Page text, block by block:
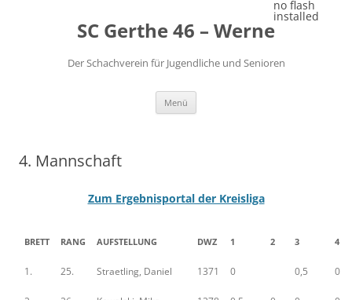
SC Gerthe 46 – Werne
Der Schachverein für Jugendliche und Senioren
Menü
4. Mannschaft
Zum Ergebnisportal der Kreisliga
BRETT RANG AUFSTELLUNG DWZ 1 2 3 4
1. 25. Straetling, Daniel 1371 0 0,5 0
no flash
installed